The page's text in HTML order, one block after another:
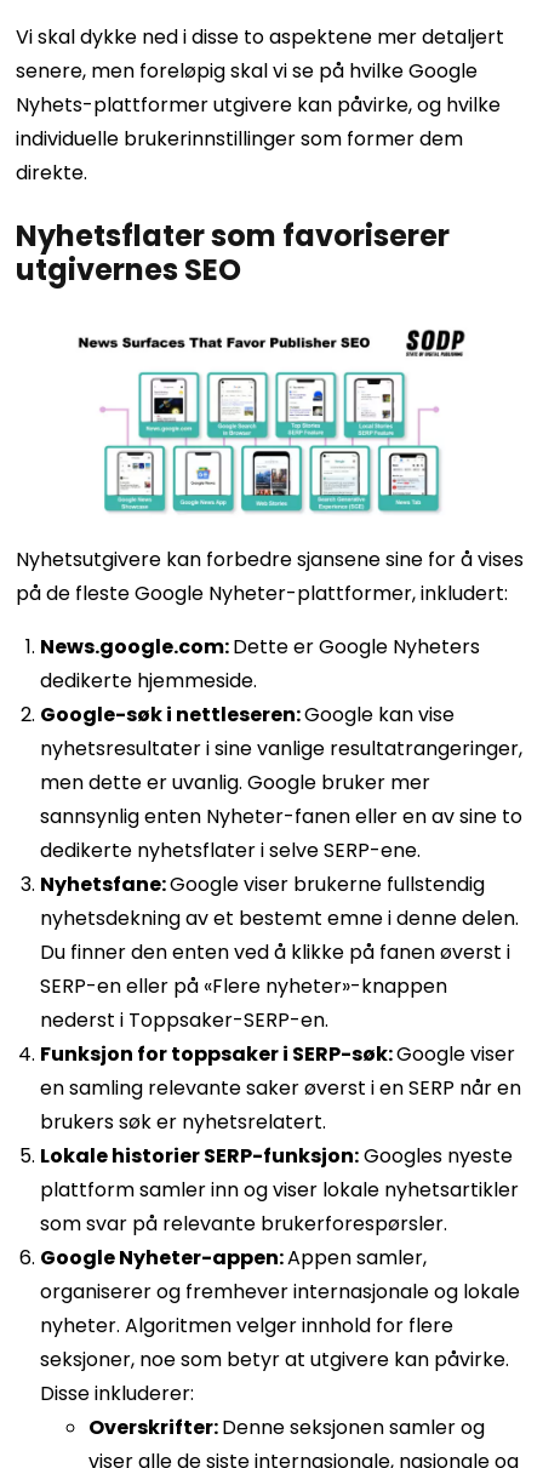
Vi skal dykke ned i disse to aspektene mer detaljert
senere, men foreløpig skal vi se på hvilke Google
Nyhets-plattformer utgivere kan påvirke, og hvilke
individuelle brukerinnstillinger som former dem
direkte.
Nyhetsflater som favoriserer
utgivernes SEO
Nyhetsutgivere kan forbedre sjansene sine for å vises
på de fleste Google Nyheter-plattformer, inkludert:
News.google.com:Dette er Google Nyheters
dedikerte hjemmeside.
Google-søk i nettleseren:Google kan vise
nyhetsresultater i sine vanlige resultatrangeringer,
men dette er uvanlig. Google bruker mer
sannsynlig enten Nyheter-fanen eller en av sine to
dedikerte nyhetsflater i selve SERP-ene.
Nyhetsfane:Google viser brukerne fullstendig
nyhetsdekning av et bestemt emne i denne delen.
Du finner den enten ved å klikke på fanen øverst i
SERP-en eller på «Flere nyheter»-knappen
nederst i Toppsaker-SERP-en.
Funksjon for toppsaker i SERP-søk:Google viser
en samling relevante saker øverst i en SERP når en
brukers søk er nyhetsrelatert.
Lokale historier SERP-funksjon:Googles nyeste
plattform samler inn og viser lokale nyhetsartikler
som svar på relevante brukerforespørsler.
Google Nyheter-appen:Appen samler,
organiserer og fremhever internasjonale og lokale
nyheter. Algoritmen velger innhold for flere
seksjoner, noe som betyr at utgivere kan påvirke.
Disse inkluderer:
Overskrifter:Denne seksjonen samler og
viser alle de siste internasjonale, nasjonale og